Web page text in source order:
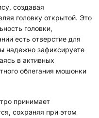
создавая
головку открытой. Это
головки,
есть отверстие для
надежно зафиксируете
в активных
облегания мошонки
принимает
сохраняя при этом